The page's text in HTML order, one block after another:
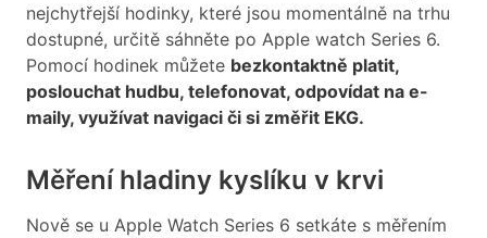
nejchytřejší hodinky, které jsou momentálně na trhu
dostupné, určitě sáhněte po Apple watch Series 6.
Pomocí hodinek můžete bezkontaktně platit,
poslouchat hudbu, telefonovat, odpovídat na e-
maily, využívat navigaci či si změřit EKG.
Měření hladiny kyslíku v krvi
Nově se u Apple Watch Series 6 setkáte s měřením